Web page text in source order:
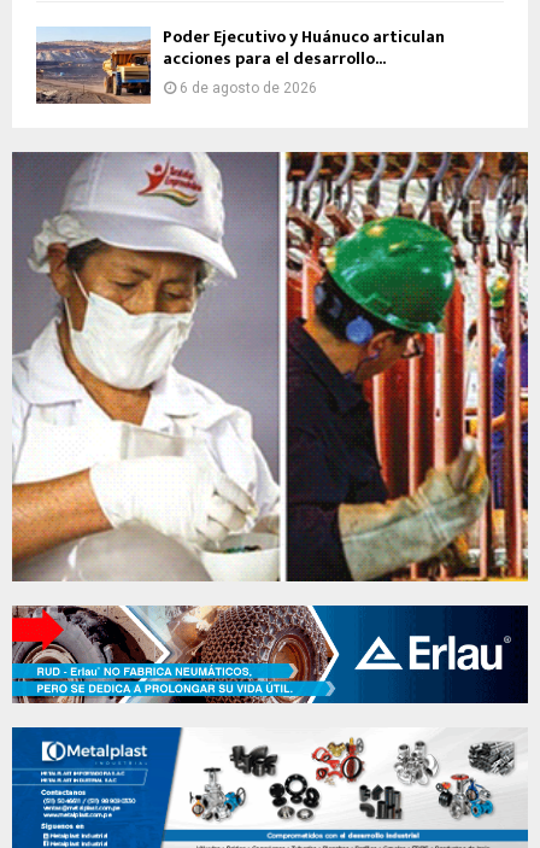
Poder Ejecutivo y Huánuco articulan
acciones para el desarrollo...
6 de agosto de 2026